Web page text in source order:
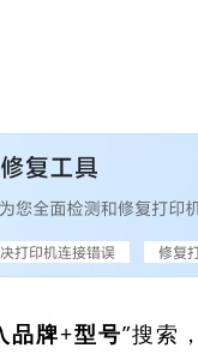
品牌+型号”搜索